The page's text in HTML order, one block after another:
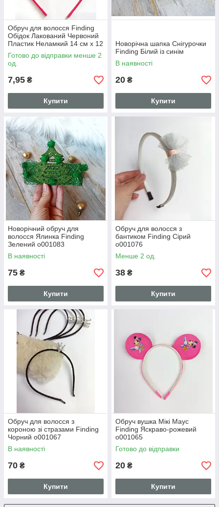
Обруч для волосся Finding
Обідок Лакований Червоний
Пластик Неламкий 14 см х 12
см х 0.3 см
Готово до відправки менше 2
од.
7,95 ₴
Купити
Новорічна шапка Снігурочки
Finding Білий із синім
В наявності
20 ₴
Купити
Новорічний обруч для
волосся Ялинка Finding
Зелений о001083
В наявності
75 ₴
Купити
Обруч для волосся з
бантиком Finding Сірий
о001076
Менше 2 од.
38 ₴
Купити
Обруч для волосся з
короною зі стразами Finding
Чорний о001067
В наявності
70 ₴
Купити
Обруч вушка Мікі Маус
Finding Яскраво-рожевий
о001065
Готово до відправки
20 ₴
Купити